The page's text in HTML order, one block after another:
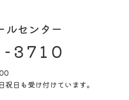
ルセンター
3710
日も受け付けています。